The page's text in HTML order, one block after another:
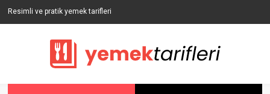
Resimli ve pratik yemek tarifleri